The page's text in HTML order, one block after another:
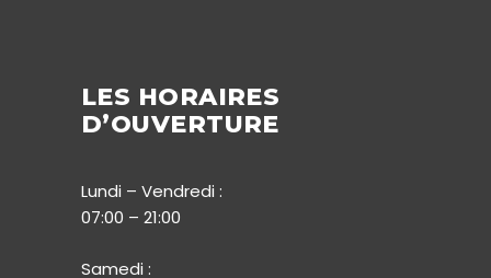
LES HORAIRES
D’OUVERTURE
Lundi – Vendredi :
07:00 – 21:00
Samedi :